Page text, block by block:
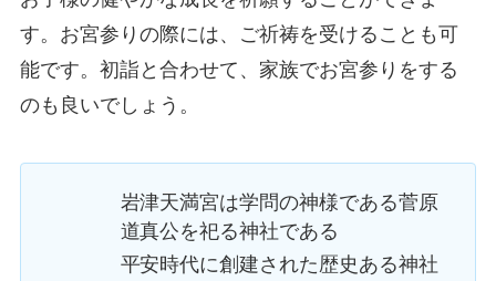
す。お宮参りの際には、ご祈祷を受けることも可
能です。初詣と合わせて、家族でお宮参りをする
のも良いでしょう。
岩津天満宮は学問の神様である菅原
道真公を祀る神社である
平安時代に創建された歴史ある神社